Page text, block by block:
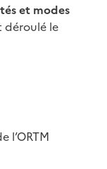
et modes
déroulé le
l’ORTM